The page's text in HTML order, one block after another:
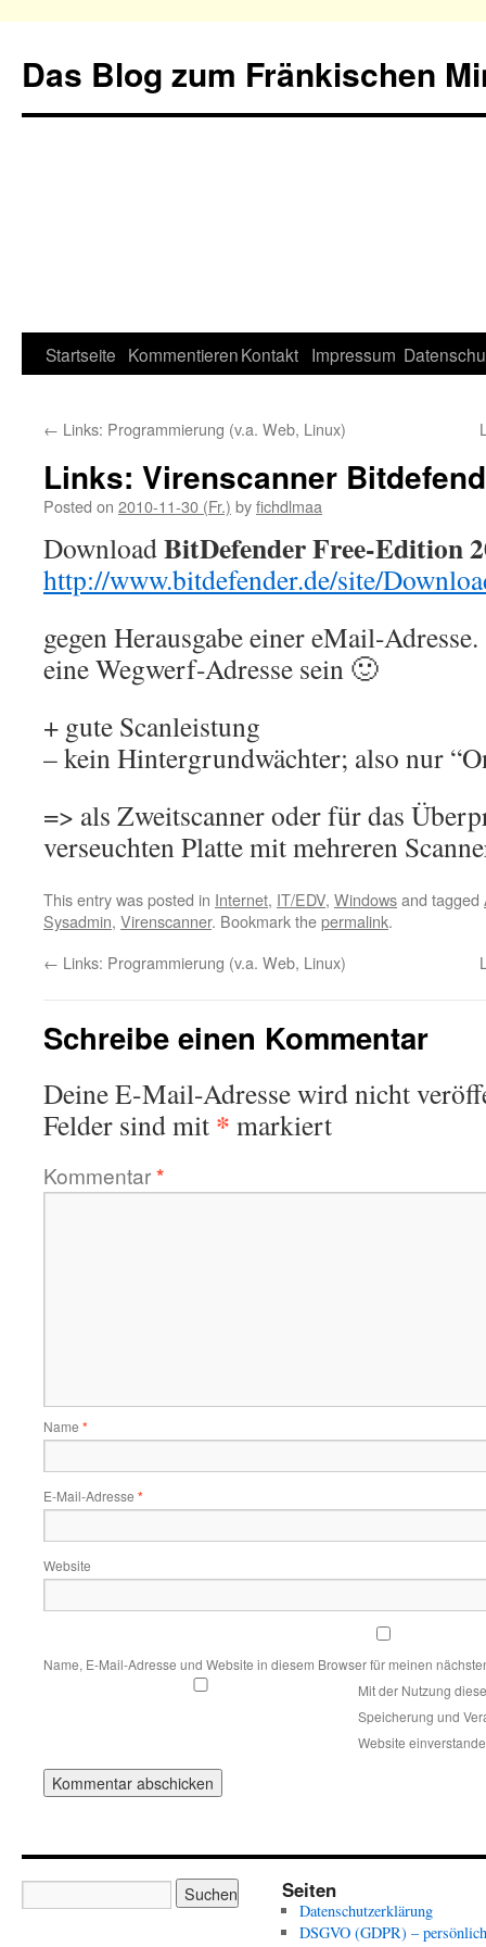
Das Blog zum Fränkischen
Startseite KommentierenKontakt Impressum
← Links: Programmierung (v.a. Web, Linux)
Links: Virenscanner
Posted on 2010-11-30 (Fr.) byfichdlmaa
DownloadBitDefender Free-Edition
http://www.bitdefender.de/site/
gegen Herausgabe einer eMail-
eine Wegwerf-Adresse sein 🙂
+ gute Scanleistung
– kein Hintergrundwächter; also nur
=> als Zweitscanner oder für das
verseuchten Platte mit mehreren
This entry was posted in Internet, IT/EDV, Windowsand tagged
Sysadmin, Virenscanner. Bookmark thepermalink.
← Links: Programmierung (v.a. Web, Linux)
Schreibe einen Kommentar
Deine E-Mail-Adresse wird nicht
Felder sind mit * markiert
Kommentar*
Name *
E-Mail-Adresse *
Website
Name, E-Mail-Adresse und Website in diesem Browser für meinen
Mit der Nutzung
Speicherung und
Website
Seiten
Datenschutzerklärung
DSGVO (GDPR) –